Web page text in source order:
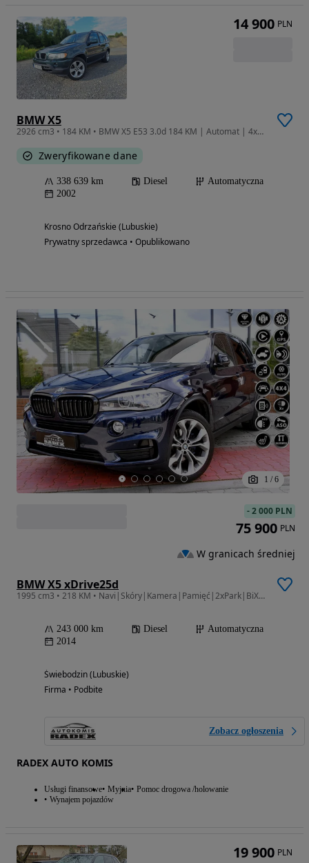
BMW X5
2926 cm3 • 184 KM • BMW X5 E53 3.0d 184 KM | Automat | 4x4 | PIERWSZY WŁAŚCICIEL W POLSCE
Zweryfikowane dane
338 639 km Diesel
Automatyczna
2002
Krosno Odrzańskie (Lubuskie)
Prywatny sprzedawca • Opublikowano
14 900 PLN
1 / 6
BMW X5 xDrive25d
1995 cm3 • 218 KM • Navi|Skóry|Kamera|Pamięć|2xPark|BiXenon| Serwisowany|Zarej.|GWARANCJA
243 000 km Diesel
Automatyczna
2014
Świebodzin (Lubuskie)
Firma • Podbite
Zobacz ogłoszenia
RADEX AUTO KOMIS
Usługi finansowe Myjnia Pomoc drogowa /holowanie
Wynajem pojazdów
-2 000 PLN
75 900 PLN
W granicach średniej
19 900 PLN